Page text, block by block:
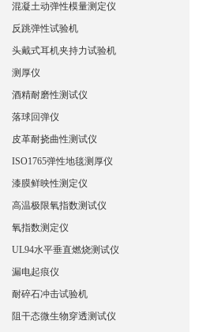
混凝土动弹性模量测定仪
反跳弹性试验机
头戴式耳机夹持力试验机
测厚仪
酒精耐磨性测试仪
落球回弹仪
皮革耐挠曲性测试仪
ISO1765弹性地毯测厚仪
漆膜鲜映性测定仪
高温极限氧指数测试仪
氧指数测定仪
UL94水平垂直燃烧测试仪
漏电起痕仪
耐碎石冲击试验机
阻干态微生物穿透测试仪